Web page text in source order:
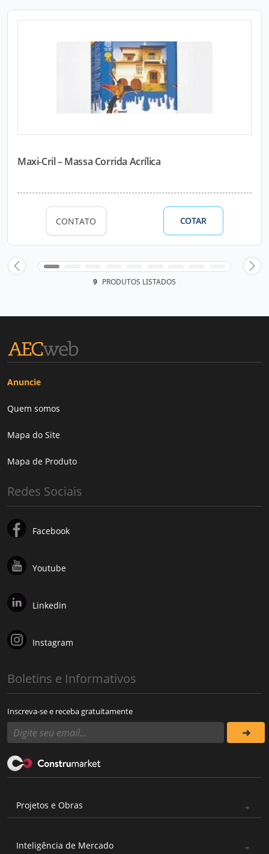
Maxi-Cril – Massa Corrida Acrílica
CONTATO COTAR
9 PRODUTOS LISTADOS
Anuncie
Quem somos
Mapa do Site
Mapa de Produto
Redes Sociais
Facebook
Youtube
Linkedin
Instagram
Boletins e Informativos
Inscreva-se e receba gratuitamente
Projetos e Obras
Inteligência de Mercado